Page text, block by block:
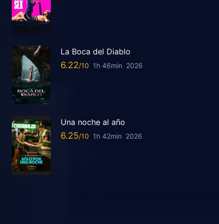
La Boca del Diablo
6.22 1h 46min 2026
Una noche al año
6.25 1h 42min 2026